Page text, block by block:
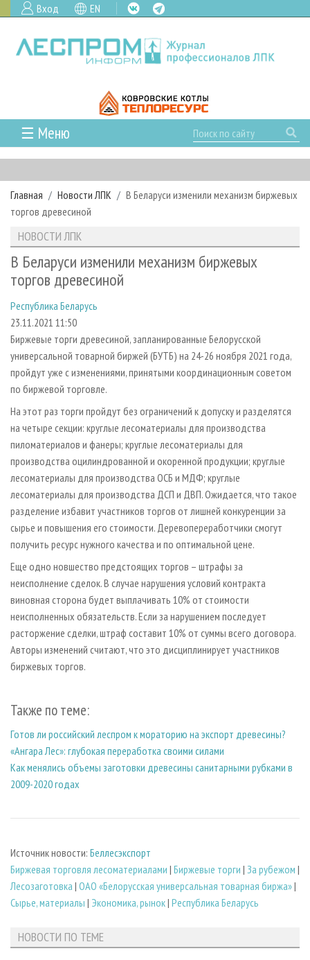
Вход EN
☰ Меню
ГЛАВНАЯ
РУБРИКИ И ТЕМЫ
РУБРИКИ ЖУРНАЛА
ЛЕСОЗАГОТОВКА
ЛЕСОПИЛЕНИЕ
СУШКА ДРЕВЕСИНЫ
ПРОИЗВОДСТВО ДРЕВЕСНЫХ ПЛИТ
ДЕРЕВЯННОЕ ДОМОСТРОЕНИЕ
ПРОИЗВОДСТВО МЕБЕЛИ
БИОЭНЕРГЕТИКА
ЦБП
ИНСТРУМЕНТ И МАТЕРИАЛЫ
НОВОСТИ
НОВОСТИ ЛПК
НОВОСТИ ЖУРНАЛА
ПРОЕКТЫ ЛПИ
АНАЛИТИКА
ПРЕДПРИЯТИЯ ЛПК
ПЕРСОНЫ
МОБИЛЬНЫЕ ВЫСТАВКИ
ОФИЦИАЛЬНЫЕ ДЕЛЕГАЦИИ
ПРИОРИТЕТНЫЕ ИНВЕСТПРОЕКТЫ
RUSSIAN FORESTRY REVIEW
ГАЗЕТА ЛЕСПРОМФОРУМ
БИБЛИОТЕКА СПЕЦИАЛИСТА
АРХИВ
АРХИВ ЖУРНАЛОВ
СТАТЬИ
О ЖУРНАЛЕ
ПОДПИСКА
КОНТАКТЫ
РЕКЛАМОДАТЕЛЯМ
РЕКЛАМА
РЕКЛАМА НА САЙТЕ
Главная Новости ЛПК
В Беларуси изменили механизм биржевых
торгов древесиной
НОВОСТИ ЛПК
В Беларуси изменили механизм биржевых
торгов древесиной
Республика Беларусь
23.11.2021 11:50
Биржевые торги древесиной, запланированные Белорусской
универсальной товарной биржей (БУТБ) на 24-26 ноября 2021 года,
пройдут уже с изменениями, принятыми координационным советом
по биржевой торговле.
На этот раз торги пройдут без ограничений к допуску и разделятся
на четыре секции: круглые лесоматериалы для производства
пиломатериалов и фанеры; круглые лесоматериалы для
производства оцилиндрованной и окоренной продукции; круглые
лесоматериалы для производства ОСБ и МДФ; круглые
лесоматериалы для производства ДСП и ДВП. Ожидается, что такое
разделение избавит участников торгов от лишней конкуренции за
сырье и повышения его стоимости. Деревопереработчики смогут
получить ресурс нужного качества и по оптимальной цене.
Еще одно новшество предстоящих торгов – штрафы за
неисполнение сделок. В случае нарушения условий контракта
виновная сторона будет выплачивать 10% от стоимости
неисполненных обязательств. Если за нарушением последует
расторжение сделки, штраф составит 10% от суммы всего договора.
Авторы изменений считают, что это дисциплинирует участников
биржевых торгов.
Также по теме:
Готов ли российский леспром к мораторию на экспорт древесины?
«Ангара Лес»: глубокая переработка своими силами
Как менялись объемы заготовки древесины санитарными рубками в
2009-2020 годах
Источник новости: Беллесэкспорт
Биржевая торговля лесоматериалами | Биржевые торги | За рубежом |
Лесозаготовка | ОАО «Белорусская универсальная товарная биржа»|
Сырье, материалы | Экономика, рынок| Республика Беларусь
НОВОСТИ ПО ТЕМЕ